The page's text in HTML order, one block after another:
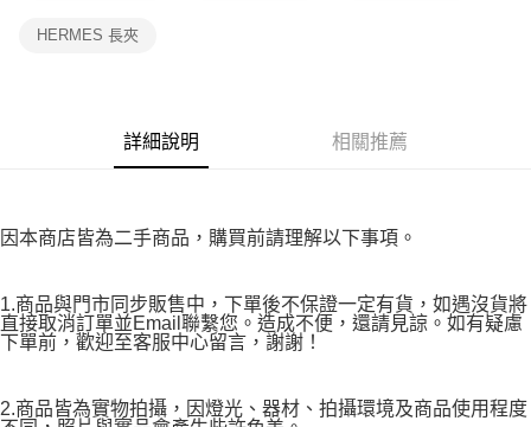
【注意事項】
https://aftee.tw/terms/#terms3
３．未成年的使用者請事先徵得法定代理人或監護人之同意方可使用
時審查核予不同之上限額度；若仍有額度不足之情形，本公司將視審查結果
恩沛科技股份有限公司將有權停止該用戶之使用額度並採取法律行動。
HERMES 長夾
詳細說明 相關推薦
因本商店皆為二手商品，購買前請理解以下事項。
1.商品與門市同步販售中，下單後不保證一定有貨，如遇沒貨將
直接取消訂單並Email聯繫您。造成不便，還請見諒。如有疑慮
下單前，歡迎至客服中心留言，謝謝！
2.商品皆為實物拍攝，因燈光、器材、拍攝環境及商品使用程度